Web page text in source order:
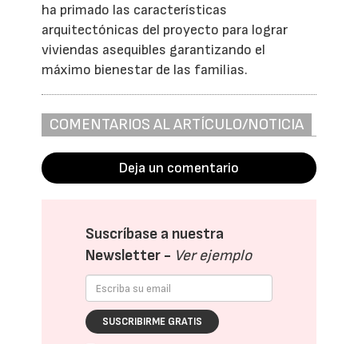
ha primado las características
arquitectónicas del proyecto para lograr
viviendas asequibles garantizando el
máximo bienestar de las familias.
COMENTARIOS AL ARTÍCULO/NOTICIA
Deja un comentario
Suscríbase a nuestra
Newsletter - Ver ejemplo
SUSCRIBIRME GRATIS